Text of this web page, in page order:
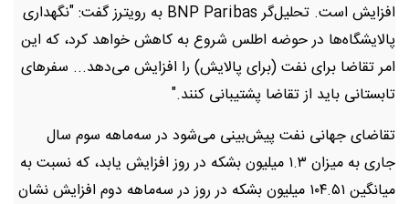
افزایش است. تحلیل‌گر BNP Paribas به رویترز گفت: "نگهداری
پالایشگاه‌ها در حوضه اطلس شروع به کاهش خواهد کرد، که این
امر تقاضا برای نفت (برای پالایش) را افزایش می‌دهد... سفرهای
تابستانی باید از تقاضا پشتیبانی کنند."
تقاضای جهانی نفت پیش‌بینی می‌شود در سه‌ماهه سوم سال
جاری به میزان ۱.۳ میلیون بشکه در روز افزایش یابد، که نسبت به
میانگین ۱۰۴.۵۱ میلیون بشکه در روز در سه‌ماهه دوم افزایش نشان